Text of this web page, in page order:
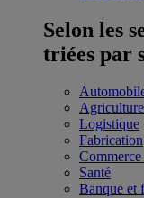
Selon les
triées par
Agriculture
Logistique
Fabrication
Santé
Banque et